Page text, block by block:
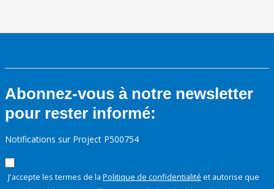
Abonnez-vous à notre newsletter
pour rester informé:
Notifications sur Project P500754
J'accepte les termes de la Politique de confidentialité et autorise que